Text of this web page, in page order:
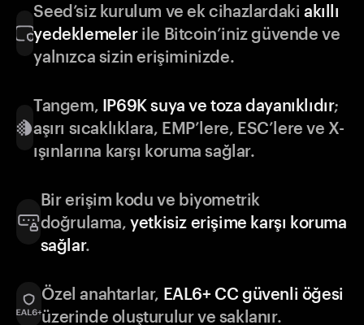
Seed’siz kurulum ve ek cihazlardakiakıllı
yedeklemelerile Bitcoin’iniz güvende ve
yalnızca sizin erişiminizde.
Tangem, IP69K suya ve toza dayanıklıdır;
aşırı sıcaklıklara, EMP’lere, ESC’lere ve X-
ışınlarına karşı koruma sağlar.
Bir erişim kodu ve biyometrik
doğrulama,yetkisiz erişime karşı koruma
sağlar.
Özel anahtarlar, EAL6+ CC güvenli öğesi
üzerinde oluşturulur ve saklanır.